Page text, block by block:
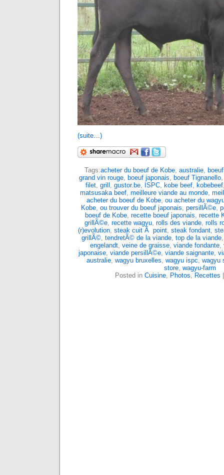
(suite…)
Tags:acheter du boeuf de Kobe, australie, boeuf
grand vin rouge, boeuf japonais, boeuf Tignanello
filet, grill , gustor.be, ISPC, kobe beef, kobebeef
matsusaka beef, meilleure viande au monde,
acheter du boeuf de Kobe, ou acheter du
Kobe, ou trouver du boeuf japonais, persillÃ©e,
boeuf de Kobe, recette boeuf japonais, recette
grillÃ©e, recette wagyu, rolls des viande, rolls
(r)evolution, steak cuit Ã point, steak fondant,
grillÃ©, tendretÃ© de la viande, top de la viande
engelandt, veine de graisse, viande fondante,
japonaise, viande persillÃ©e, viande saignante,
australie, wagyu bruxelles, wagyu ispc, wagyu
store, wagyu-farm
Posted in Cuisine, Photos, Recettes